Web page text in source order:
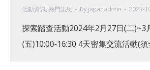
活動資訊, 熱門訊息 By japanadmin 2023-
探索踏查活動2024年2月27日(二)~3
(五)10:00-16:30 4天密集交流活動(